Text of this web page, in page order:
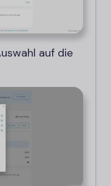
auf die